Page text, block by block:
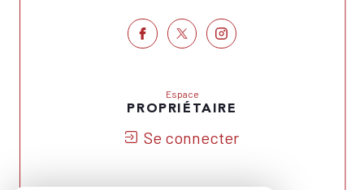
Espace
PROPRIÉTAIRE
Se connecter